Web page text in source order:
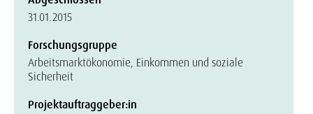
31.01.2015
Forschungsgruppe
Arbeitsmarktökonomie, Einkommen und soziale
Sicherheit
Projektauftraggeber:in